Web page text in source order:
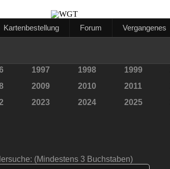
Kartenbestellung Forum Vergangenes
1997 1998 1999
2009 2010 2011
2023 2024 2025
(Mindestens 3 Buchstaben)